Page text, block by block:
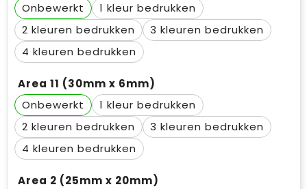
Onbewerkt
1
2
3
4
Area 11 (30mm x 6mm)
Onbewerkt
1
2
3
4
Area 2 (25mm x 20mm)